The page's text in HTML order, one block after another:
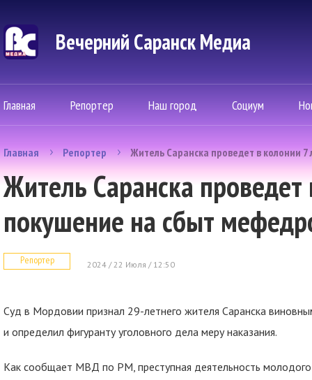
Вечерний Саранск Mедиа
Главная Репортер Наш город Социум
Главная Репортер Житель Саранска проведет в колонии
Житель Саранска проведет
покушение на сбыт
Репортер 2024 / 22 Июля / 12:50
Суд в Мордовии признал 29-летнего жителя Саранска
и определил фигуранту уголовного дела меру наказания.
Как сообщает МВД по РМ, преступная деятельность